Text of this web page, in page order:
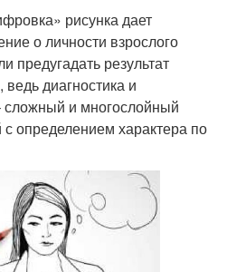
рисунка дает
о личности взрослого
предугадать результат
диагностика и
сложный и многослойный
определением характера по